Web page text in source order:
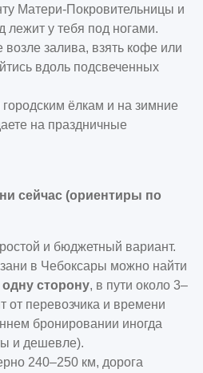
Матери-Покровительницы и
лежит у тебя под ногами.
залива, взять кофе или
вдоль подсвеченных
ёлкам и на зимние
на праздничные
сейчас (ориентиры по
и бюджетный вариант.
в Чебоксары можно найти
одну сторону, в пути около 3–
от перевозчика и времени
бронировании иногда
и дешевле).
240–250 км, дорога